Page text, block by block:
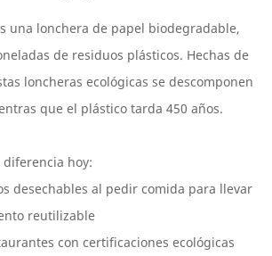
una lonchera de papel biodegradable,
de residuos plásticos. Hechas de
loncheras ecológicas se descomponen
que el plástico tarda 450 años.
diferencia hoy:
desechables al pedir comida para llevar
reutilizable
con certificaciones ecológicas